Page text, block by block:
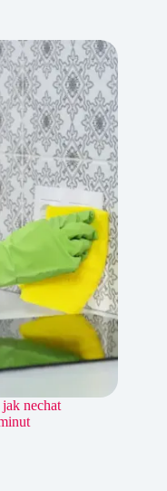
nechat